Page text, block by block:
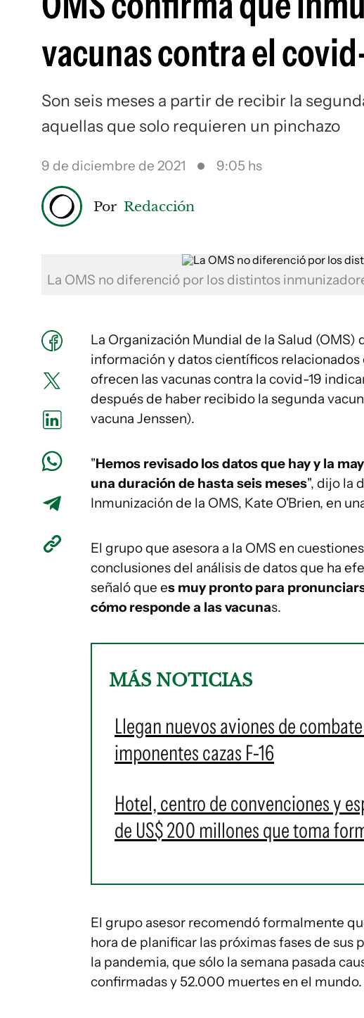
vacunas contra el
Son seis meses a partir de recibir la
aquellas que solo requieren un pinchazo
9 de diciembre de 2021 9:05 hs
Por Redacción
La OMS no diferenció por los distintos
La Organización Mundial de la Salud (OMS)
información y datos científicos
ofrecen las vacunas contra la covid-19
después de haber recibido la segunda
vacuna Jenssen).
"Hemos revisado los datos que hay y la
una duración de hasta seis meses", dijo la
Inmunización de la OMS, Kate O'Brien, en
El grupo que asesora a la OMS en
conclusiones del análisis de datos que ha
señaló que es muy pronto para
cómo responde a las vacunas.
MÁS NOTICIAS
Llegan nuevos aviones de
imponentes cazas F-16
Hotel, centro de convenciones y
de US$ 200 millones que toma
El grupo asesor recomendó formalmente
hora de planificar las próximas fases de
la pandemia, que sólo la semana pasada
confirmadas y 52.000 muertes en el mundo.